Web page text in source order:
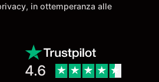
in ottemperanza alle
4.6